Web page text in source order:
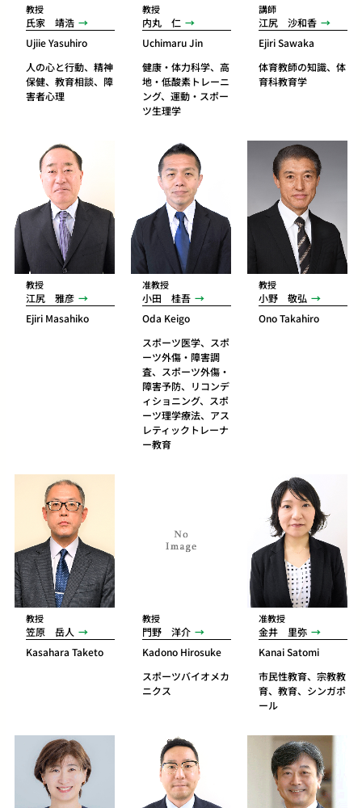
教授
氏家 靖浩
Ujiie Yasuhiro
人の心と行動、精神
保健、教育相談、障
害者心理
教授
内丸 仁
Uchimaru Jin
健康・体力科学、高
地・低酸素トレーニ
ング、運動・スポー
ツ生理学
講師
江尻 沙和香
Ejiri Sawaka
体育教師の知識、体
育科教育学
教授
江尻 雅彦
Ejiri Masahiko
准教授
小田 桂吾
Oda Keigo
スポーツ医学、スポ
ーツ外傷・障害調
査、スポーツ外傷・
障害予防、リコンデ
ィショニング、スポ
ーツ理学療法、アス
レティックトレーナ
ー教育
教授
小野 敬弘
Ono Takahiro
教授
笠原 岳人
Kasahara Taketo
教授
門野 洋介
Kadono Hirosuke
スポーツバイオメカ
ニクス
准教授
金井 里弥
Kanai Satomi
市民性教育、宗教教
育、教育、シンガポ
ール